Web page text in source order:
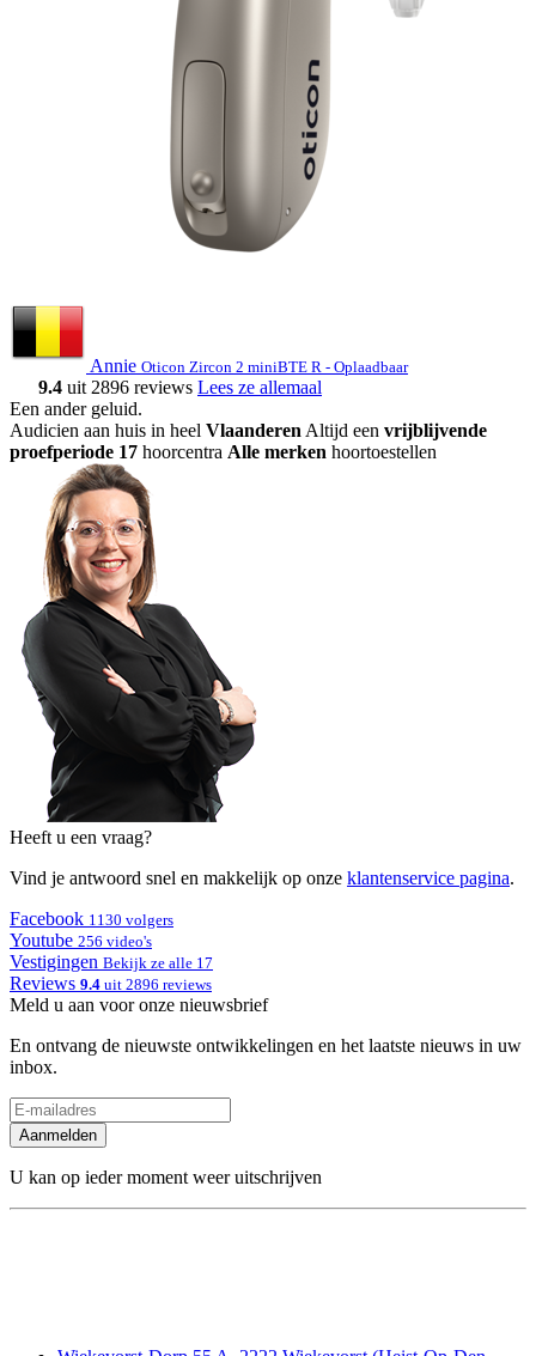
Annie Oticon Zircon 2 miniBTE R - Oplaadbaar
9.4 uit 2896 reviews Lees ze allemaal
Een ander geluid.
Audicien aan huis in heel Vlaanderen Altijd een vrijblijvende
proefperiode 17 hoorcentra Alle merken hoortoestellen
Heeft u een vraag?
Vind je antwoord snel en makkelijk op onze klantenservice pagina.
Facebook 1130 volgers
Youtube 256 video's
Vestigingen Bekijk ze alle 17
Reviews 9.4 uit 2896 reviews
Meld u aan voor onze nieuwsbrief
En ontvang de nieuwste ontwikkelingen en het laatste nieuws in uw
inbox.
Aanmelden
U kan op ieder moment weer uitschrijven